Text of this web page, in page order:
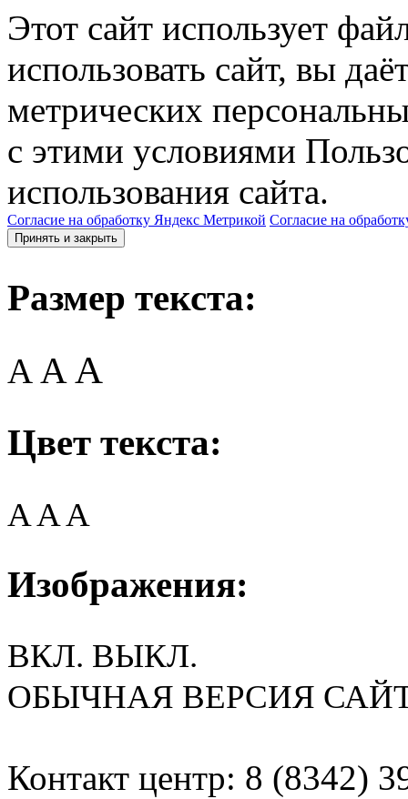
Этот сайт использует
использовать сайт, вы
метрических
с этими условиями
использования сайта.
Согласие на обработку Яндекс Метрикой Согласие на
Принять и закрыть
Размер текста:
A AA
Цвет текста:
AAA
Изображения:
ВКЛ. ВЫКЛ.
ОБЫЧНАЯ ВЕРСИЯ
Контакт центр: 8 (8342)